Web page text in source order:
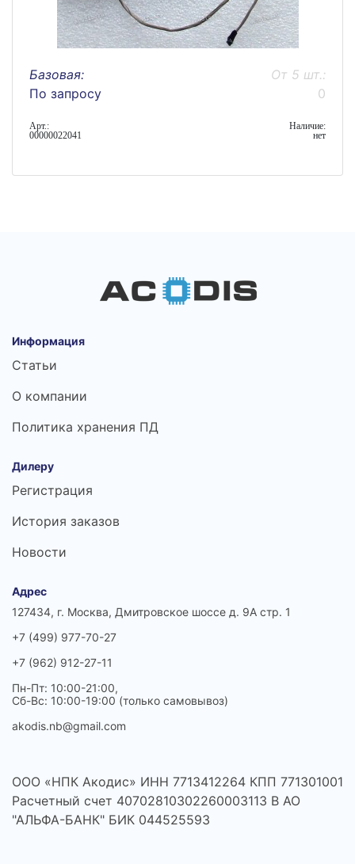
Базовая:
По запросу
От 5 шт.:
0
Арт.:
00000022041
Наличие:
нет
Информация
Статьи
О компании
Политика хранения ПД
Дилеру
Регистрация
История заказов
Новости
Адрес
127434, г. Москва, Дмитровское шоссе д. 9А стр. 1
+7 (499) 977-70-27
+7 (962) 912-27-11
Пн-Пт: 10:00-21:00,
Сб-Вс: 10:00-19:00 (только самовывоз)
akodis.nb@gmail.com
ООО «НПК Акодис» ИНН 7713412264 КПП 771301001
Расчетный счет 40702810302260003113 В АО
"АЛЬФА-БАНК" БИК 044525593